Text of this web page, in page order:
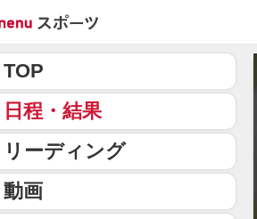
TOP
日程・結果
リーディング
動画